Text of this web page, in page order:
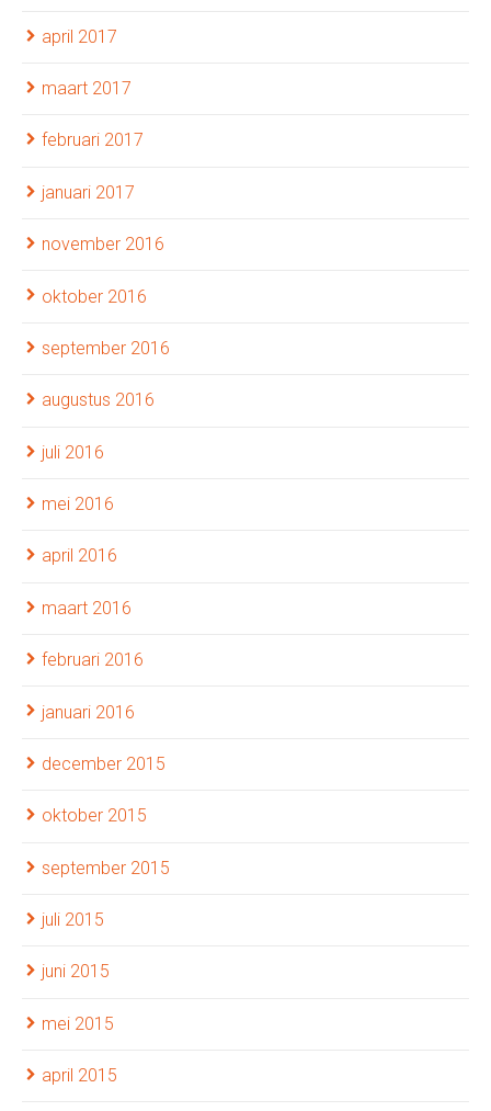
april 2017
maart 2017
februari 2017
januari 2017
november 2016
oktober 2016
september 2016
augustus 2016
juli 2016
mei 2016
april 2016
maart 2016
februari 2016
januari 2016
december 2015
oktober 2015
september 2015
juli 2015
juni 2015
mei 2015
april 2015